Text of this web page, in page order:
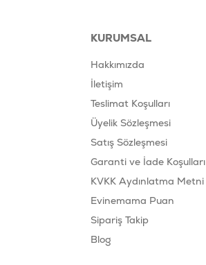
KURUMSAL
Hakkımızda
İletişim
Teslimat Koşulları
Üyelik Sözleşmesi
Satış Sözleşmesi
Garanti ve İade Koşulları
KVKK Aydınlatma Metni
Evinemama Puan
Sipariş Takip
Blog